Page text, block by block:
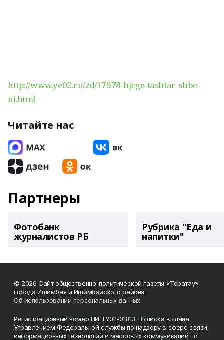
http://www.ye02.ru/zd/17978-bjrge-tashtar-sbbe-
ni.html
Читайте нас
Партнеры
Фотобанк
журналистов РБ
Рубрика "Еда и
напитки"
© 2026 Сайт общественно-политической газеты «Торатау»
города Ишимбая и Ишимбайского района
Об использовании персональных данных
Регистрационный номер ПИ ТУ02-01813. Выписка выдана
Управлением Федеральной службы по надзору в сфере связи,
информационных технологий и массовых коммуникаций по